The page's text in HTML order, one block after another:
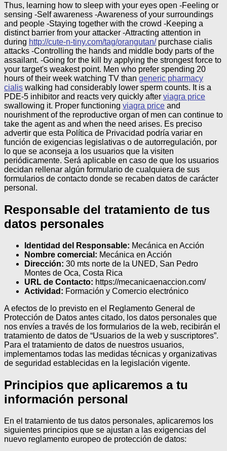
Thus, learning how to sleep with your eyes open -Feeling or
sensing -Self awareness -Awareness of your surroundings
and people -Staying together with the crowd -Keeping a
distinct barrier from your attacker -Attracting attention in
during http://cute-n-tiny.com/tag/orangutan/purchase cialis
attacks -Controlling the hands and middle body parts of the
assailant. -Going for the kill by applying the strongest force to
your target's weakest point. Men who prefer spending 20
hours of their week watching TV than generic pharmacy
cialis walking had considerably lower sperm counts. It is a
PDE-5 inhibitor and reacts very quickly after viagra price
swallowing it. Proper functioning viagra price and
nourishment of the reproductive organ of men can continue to
take the agent as and when the need arises. Es preciso
advertir que esta Política de Privacidad podría variar en
función de exigencias legislativas o de autorregulación, por
lo que se aconseja a los usuarios que la visiten
periódicamente. Será aplicable en caso de que los usuarios
decidan rellenar algún formulario de cualquiera de sus
formularios de contacto donde se recaben datos de carácter
personal.
Responsable del tratamiento de tus
datos personales
Identidad del Responsable: Mecánica en Acción
Nombre comercial: Mecánica en Acción
Dirección: 30 mts norte de la UNED, San Pedro
Montes de Oca, Costa Rica
URL de Contacto: https://mecanicaenaccion.com/
Actividad: Formación y Comercio electrónico
A efectos de lo previsto en el Reglamento General de
Protección de Datos antes citado, los datos personales que
nos envíes a través de los formularios de la web, recibirán el
tratamiento de datos de “Usuarios de la web y suscriptores”.
Para el tratamiento de datos de nuestros usuarios,
implementamos todas las medidas técnicas y organizativas
de seguridad establecidas en la legislación vigente.
Principios que aplicaremos a tu
información personal
En el tratamiento de tus datos personales, aplicaremos los
siguientes principios que se ajustan a las exigencias del
nuevo reglamento europeo de protección de datos: